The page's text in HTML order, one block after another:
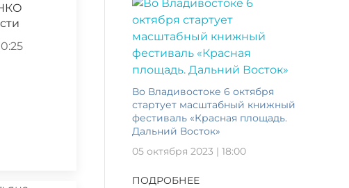
Во Владивостоке 6 октября
стартует масштабный книжный
фестиваль «Красная площадь.
Дальний Восток»
05 октября 2023 | 18:00
ПОДРОБНЕЕ